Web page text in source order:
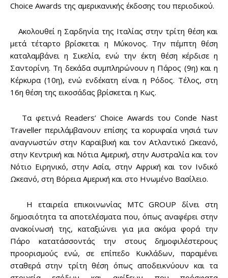
Choice Awards της αμερικανικής έκδοσης του περιοδικού.
Ακολουθεί η Σαρδηνία της Ιταλίας στην τρίτη θέση και
μετά τέταρτο βρίσκεται η Μύκονος. Την πέμπτη θέση
καταλαμβάνει η Σικελία, ενώ την έκτη θέση κέρδισε η
Σαντορίνη. Τη δεκάδα συμπληρώνουν η Πάρος (9η) και η
Κέρκυρα (10η), ενώ ενδέκατη είναι η Ρόδος. Τέλος, στη
16η θέση της εικοσάδας βρίσκεται η Κως.
Τα φετινά Readers’ Choice Awards του Conde Nast
Traveller περιλάμβανουν επίσης τα κορυφαία νησιά των
αναγνωστών στην Καραϊβική και τον Ατλαντικό Ωκεανό,
στην Κεντρική και Νότια Αμερική, στην Αυστραλία και τον
Νότιο Ειρηνικό, στην Ασία, στην Αφρική και τον Ινδικό
Ωκεανό, στη Βόρεια Αμερική και στο Ηνωμένο Βασίλειο.
Η εταιρεία επικοινωνίας MTC GROUP δίνει στη
δημοσιότητα τα αποτελέσματα που, όπως αναφέρει στην
ανακοίνωσή της, καταξιώνει για μια ακόμα φορά την
Πάρο κατατάσσοντάς την στους δημοφιλέστερους
προορισμούς ενώ, σε επίπεδο Κυκλάδων, παραμένει
σταθερά στην τρίτη θέση όπως αποδεικνύουν και τα